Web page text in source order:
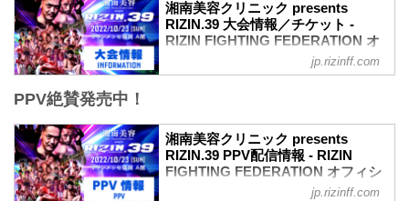
湘南美容クリニック presents
RIZIN.39 大会情報／チケット -
RIZIN FIGHTING FEDERATION オ
youtu.be
大会概要
名称
湘南美容クリニック presents RIZIN.39
jp.rizinff.com
PPV絶賛発売中！
湘南美容クリニック presents
RIZIN.39 PPV配信情報 - RIZIN
FIGHTING FEDERATION オフィシ
jp.rizinff.com